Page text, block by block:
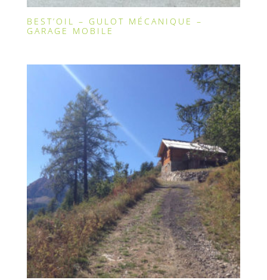
BEST’OIL – GULOT MÉCANIQUE –
GARAGE MOBILE